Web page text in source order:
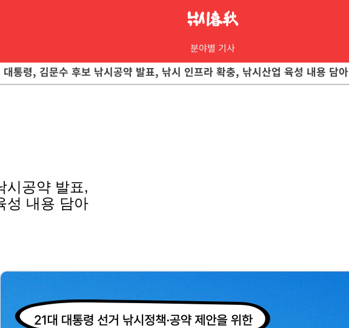
분야별 기사
통령, 김문수 후보 낚시공약 발표, 낚시 인프라 확충, 낚시산업 육성 내용 담아
시공약 발표,
성 내용 담아